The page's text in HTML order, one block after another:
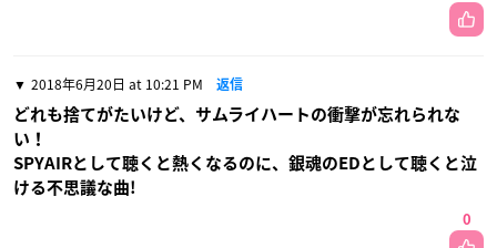
2018年6月20日 at 10:21 PM 返信
どれも捨てがたいけど、サムライハートの衝撃が忘れられな
い！
SPYAIRとして聴くと熱くなるのに、銀魂のEDとして聴くと泣
ける不思議な曲!
0